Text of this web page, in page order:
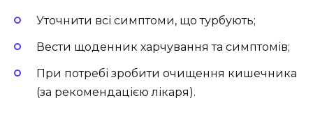
Уточнити всі симптоми, що турбують;
Вести щоденник харчування та симптомів;
При потребі зробити очищення кишечника
(за рекомендацією лікаря).